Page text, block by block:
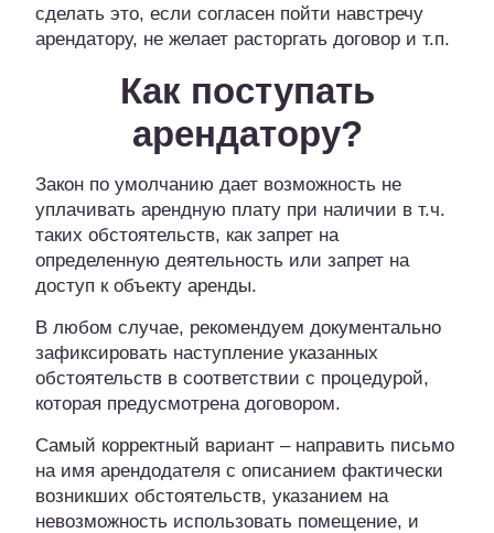
сделать это, если согласен пойти навстречу
арендатору, не желает расторгать договор и т.п.
Как поступать
арендатору?
Закон по умолчанию дает возможность не
уплачивать арендную плату при наличии в т.ч.
таких обстоятельств, как запрет на
определенную деятельность или запрет на
доступ к объекту аренды.
В любом случае, рекомендуем документально
зафиксировать наступление указанных
обстоятельств в соответствии с процедурой,
которая предусмотрена договором.
Самый корректный вариант – направить письмо
на имя арендодателя с описанием фактически
возникших обстоятельств, указанием на
невозможность использовать помещение, и